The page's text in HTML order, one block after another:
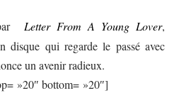
Letter From A Young Lover,
disque qui regarde le passé avec
un avenir radieux.
»20″ bottom= »20″]